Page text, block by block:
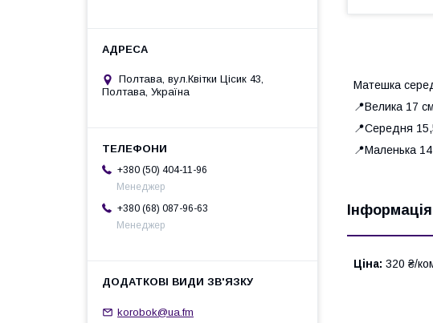
Матешка
📍Велика 17
📍Середня
📍Маленька
Ціна: 320 ₴/
Полтава, вул.Квітки Цісик 43,
Полтава, Україна
+380 (50) 404-11-96
Менеджер
+380 (68) 087-96-63
Менеджер
korobok@ua.fm